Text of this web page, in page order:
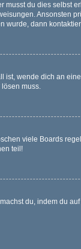
du dies selbst
Ansonsten
wurde, dann
wende dich an
muss.
viele Boards
teil!
du, indem du